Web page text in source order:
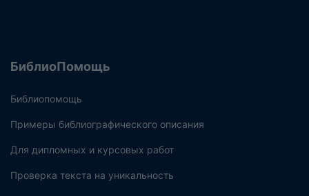
БиблиоПомощь
Библиопомощь
Примеры библиографического описания
Для дипломных и курсовых работ
Проверка текста на уникальность